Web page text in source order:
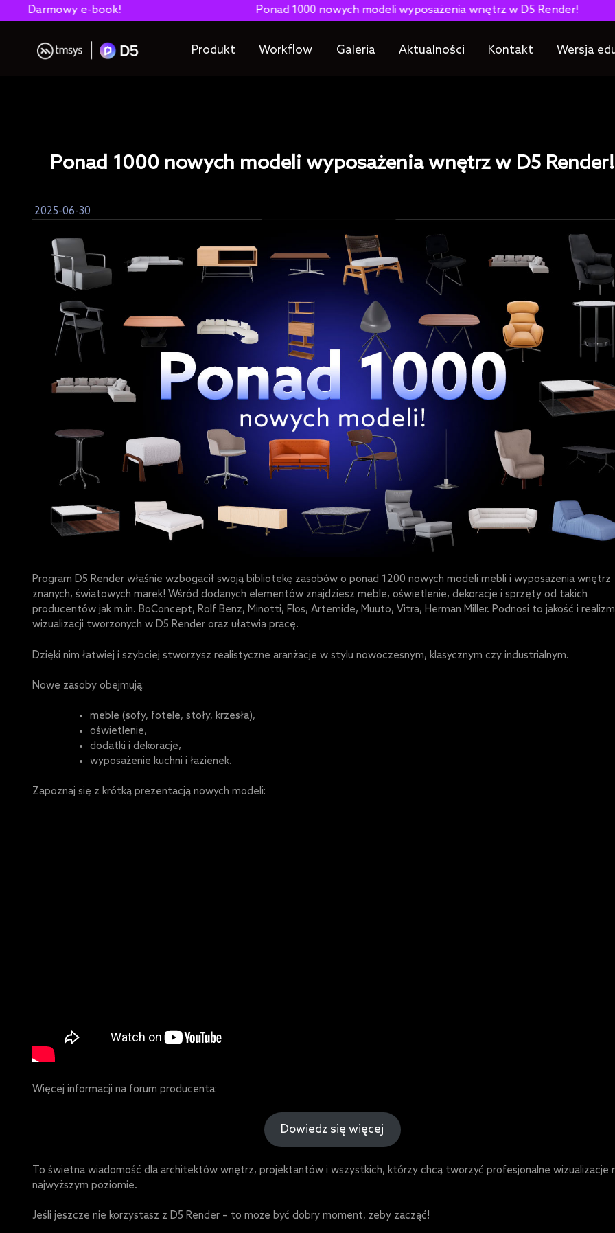
e-book! Ponad 1000 nowych modeli wyposażenia wnętrz w D5 Render!
Produkt Workflow Galeria Aktualności Kontakt Wersja
Ponad 1000 nowych modeli wyposażenia wnętrz w D5 Render!
2025-06-30
Program D5 Render właśnie wzbogacił swoją bibliotekę zasobów o ponad 1200 nowych modeli mebli i wyposażenia wnętrz
znanych, światowych marek! Wśród dodanych elementów znajdziesz meble, oświetlenie, dekoracje i sprzęty od takich
producentów jak m.in. BoConcept, Rolf Benz, Minotti, Flos, Artemide, Muuto, Vitra, Herman Miller. Podnosi to jakość i realizm
wizualizacji tworzonych w D5 Render oraz ułatwia pracę.
Dzięki nim łatwiej i szybciej stworzysz realistyczne aranżacje w stylu nowoczesnym, klasycznym czy industrialnym.
Nowe zasoby obejmują:
meble (sofy, fotele, stoły, krzesła),
oświetlenie,
dodatki i dekoracje,
wyposażenie kuchni i łazienek.
Zapoznaj się z krótką prezentacją nowych modeli:
Więcej informacji na forum producenta:
Dowiedz się więcej
To świetna wiadomość dla architektów wnętrz, projektantów i wszystkich, którzy chcą tworzyć profesjonalne wizualizacje
najwyższym poziomie.
Jeśli jeszcze nie korzystasz z D5 Render – to może być dobry moment, żeby zacząć!